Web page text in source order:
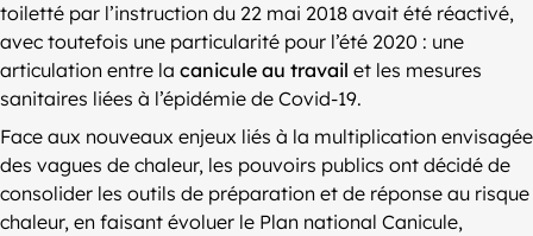
toiletté par l’instruction du 22 mai 2018 avait été réactivé,
avec toutefois une particularité pour l’été 2020 : une
articulation entre la canicule au travail et les mesures
sanitaires liées à l’épidémie de Covid-19.
Face aux nouveaux enjeux liés à la multiplication envisagée
des vagues de chaleur, les pouvoirs publics ont décidé de
consolider les outils de préparation et de réponse au risque
chaleur, en faisant évoluer le Plan national Canicule,